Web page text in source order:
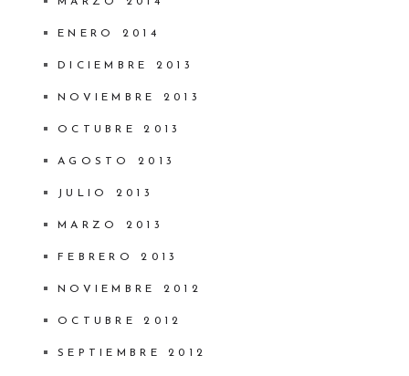
ENERO 2014
DICIEMBRE 2013
NOVIEMBRE 2013
OCTUBRE 2013
AGOSTO 2013
JULIO 2013
MARZO 2013
FEBRERO 2013
NOVIEMBRE 2012
OCTUBRE 2012
SEPTIEMBRE 2012